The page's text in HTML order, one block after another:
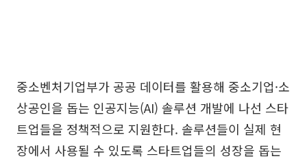
중소벤처기업부가 공공 데이터를 활용해 중소기업·소
상공인을 돕는 인공지능(AI) 솔루션 개발에 나선 스타
트업들을 정책적으로 지원한다. 솔루션들이 실제 현
장에서 사용될 수 있도록 스타트업들의 성장을 돕는